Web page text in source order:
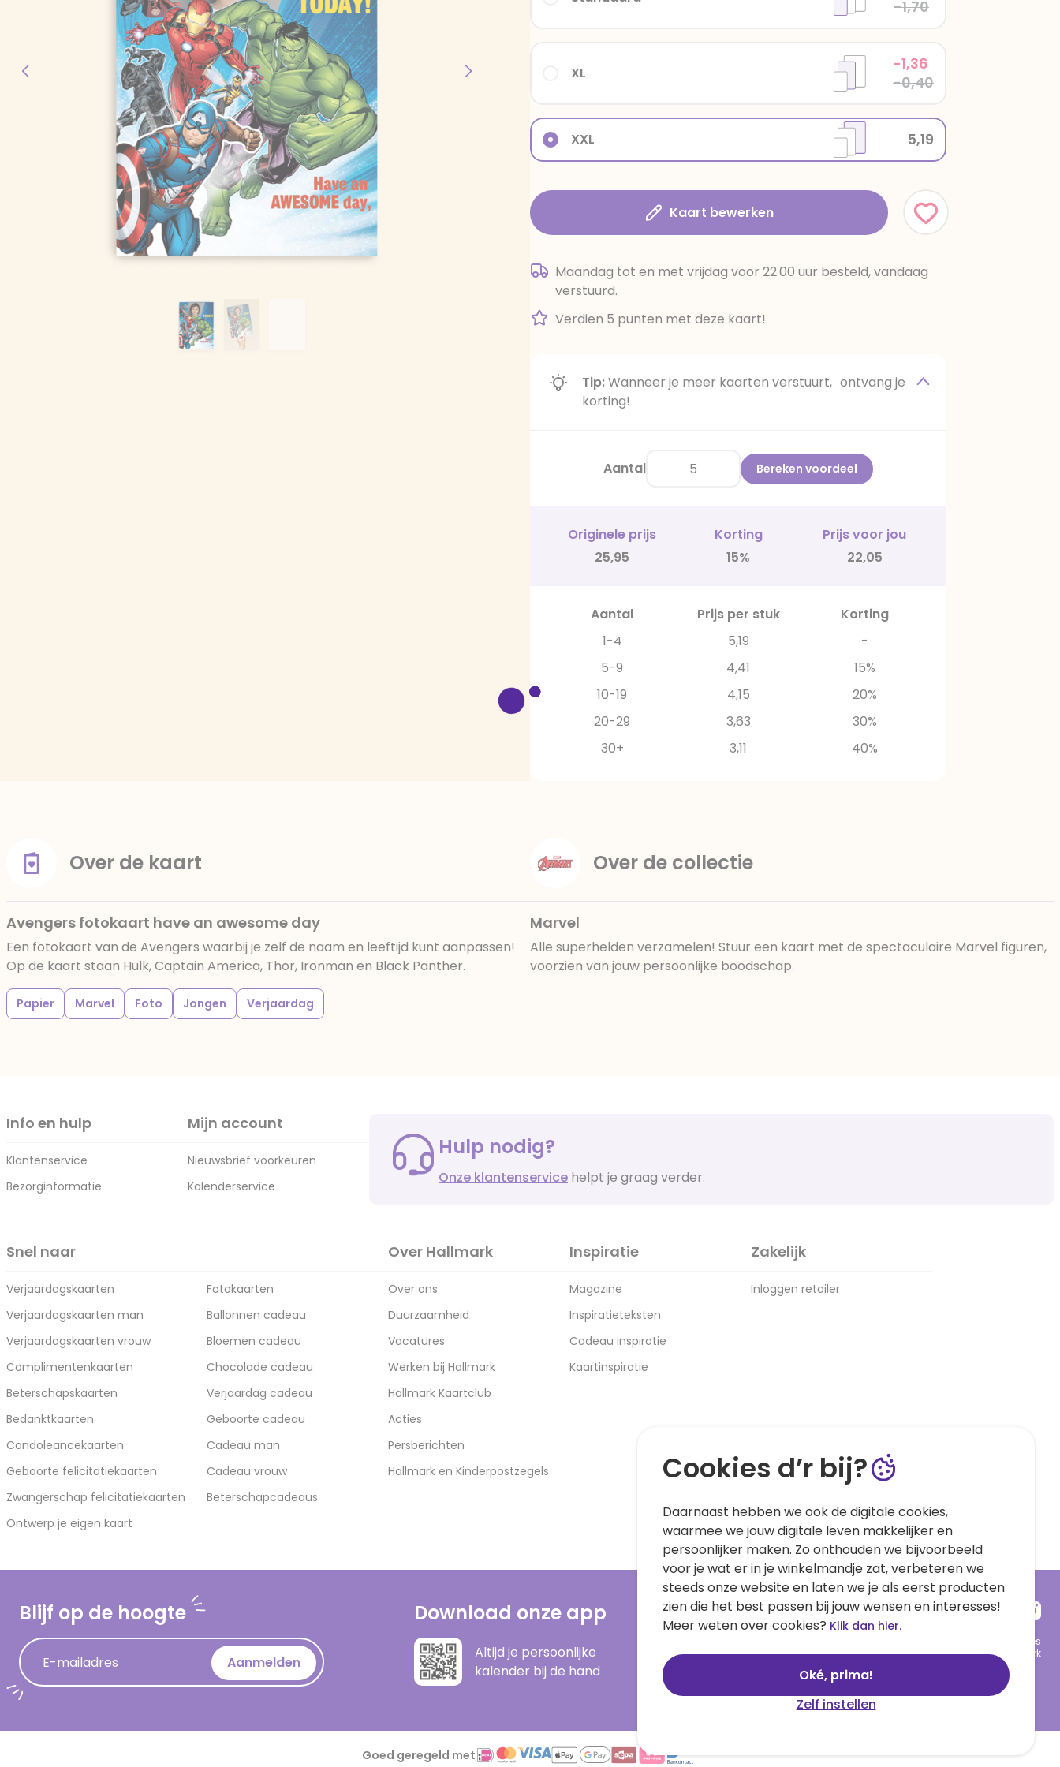
XXL 5,19
XL
-1,36
-0,40
-1,70
Kaart bewerken
Maandag tot en met vrijdag voor 22.00 uur besteld, vandaag
verstuurd.
Verdien 5 punten met deze kaart!
Tip:Wanneer je meer kaarten verstuurt, ontvang je
korting!
Aantal Bereken voordeel
Originele prijs Korting
Prijs voor jou
25,95
15% 22,05
Aantal Prijs per stuk
Korting
1-4
5,19
-
5-9
4,41
15%
10-19
4,15
20%
20-29
3,63
30%
30+
3,11 40%
Over de kaart
Avengers fotokaart have an awesome day
Een fotokaart van de Avengers waarbij je zelf de naam en leeftijd kunt aanpassen!
Op de kaart staan Hulk, Captain America, Thor, Ironman en Black Panther.
Papier Marvel Foto Jongen Verjaardag
Over de collectie
Marvel
Alle superhelden verzamelen! Stuur een kaart met de spectaculaire Marvel figuren,
voorzien van jouw persoonlijke boodschap.
Info en hulp
Klantenservice
Bezorginformatie
Mijn account
Nieuwsbrief voorkeuren
Kalenderservice
Hulp nodig?
Onze klantenservice helpt je graag verder.
Snel naar
Verjaardagskaarten
Verjaardagskaarten man
Verjaardagskaarten vrouw
Complimentenkaarten
Beterschapskaarten
Bedanktkaarten
Condoleancekaarten
Geboorte felicitatiekaarten
Zwangerschap felicitatiekaarten
Ontwerp je eigen kaart
Fotokaarten
Ballonnen cadeau
Bloemen cadeau
Chocolade cadeau
Verjaardag cadeau
Geboorte cadeau
Cadeau man
Cadeau vrouw
Beterschapcadeaus
Over Hallmark
Over ons
Duurzaamheid
Vacatures
Werken bij Hallmark
Hallmark Kaartclub
Acties
Persberichten
Hallmark en Kinderpostzegels
Inspiratie
Magazine
Inspiratieteksten
Cadeau inspiratie
Kaartinspiratie
Zakelijk
Inloggen retailer
Blijf op de hoogte
E-mailadres Aanmelden
Download onze app
Altijd je persoonlijke
kalender bij de hand
Cookies
© 1999 - 2025 Hallmark
Goed geregeld met
Cookies d’r bij?
Daarnaast hebben we ook de digitale cookies,
waarmee we jouw digitale leven makkelijker en
persoonlijker maken. Zo onthouden we bijvoorbeeld
voor je wat er in je winkelmandje zat, verbeteren we
steeds onze website en laten we je als eerst producten
zien die het best passen bij jouw wensen en interesses!
Meer weten over cookies? Klik dan hier.
Oké, prima!
Zelf instellen